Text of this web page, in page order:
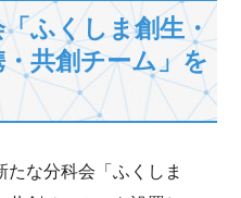
「ふくしま創生・
共創チーム」を
な分科会「ふくしま